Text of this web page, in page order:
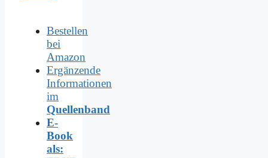
Bestellen
bei
Amazon
Ergänzende
Informationen
im
Quellenband
E-
Book
als: